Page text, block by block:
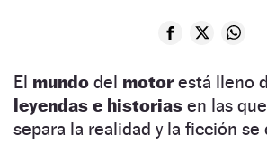
El mundo del motorestá lleno
leyendas e historias en las
separa la realidad y la ficción se